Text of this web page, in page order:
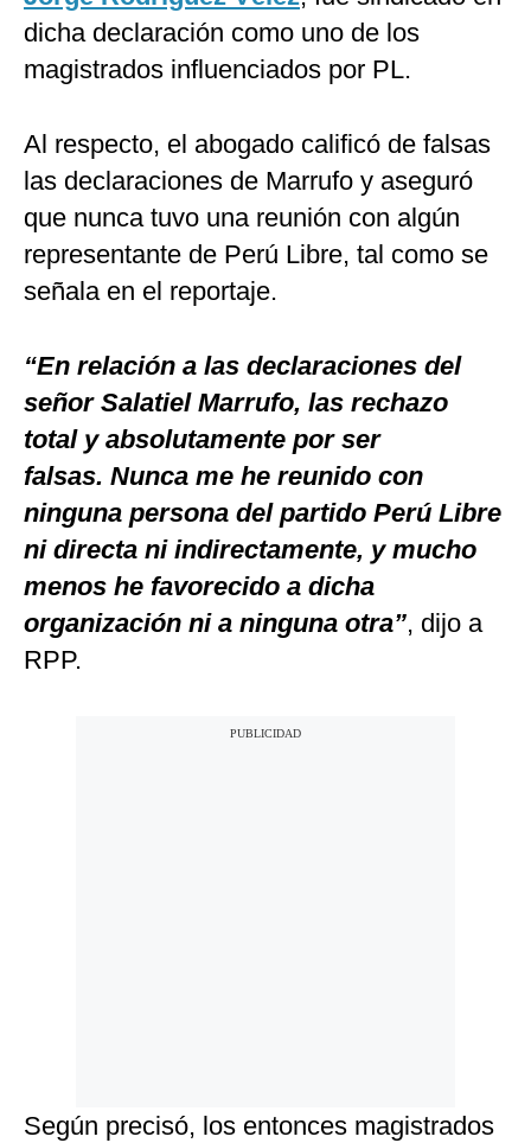
dicha declaración como uno de los
magistrados influenciados por PL.
Al respecto, el abogado calificó de falsas
las declaraciones de Marrufo y aseguró
que nunca tuvo una reunión con algún
representante de Perú Libre, tal como se
señala en el reportaje.
“En relación a las declaraciones del
señor Salatiel Marrufo, las rechazo
total y absolutamente por ser
falsas. Nunca me he reunido con
ninguna persona del partido Perú Libre
ni directa ni indirectamente, y mucho
menos he favorecido a dicha
organización ni a ninguna otra”, dijo a
RPP.
Según precisó, los entonces magistrados